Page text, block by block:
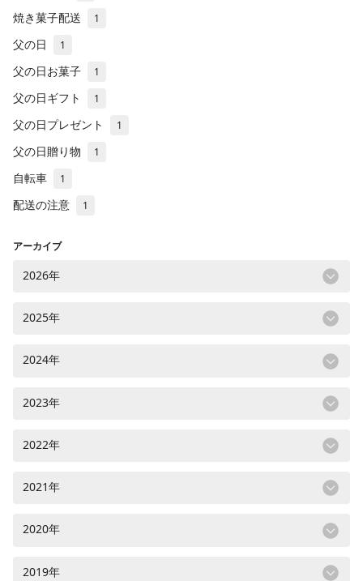
焼き菓子配送 1
父の日 1
父の日お菓子 1
父の日ギフト 1
父の日プレゼント 1
父の日贈り物 1
自転車 1
配送の注意 1
アーカイブ
2026年
2025年
2024年
2023年
2022年
2021年
2020年
2019年